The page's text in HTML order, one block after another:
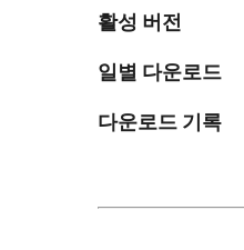
활성 버전
일별 다운로드
다운로드 기록